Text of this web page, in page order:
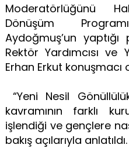
Moderatörlüğünü
Dönüşüm
Aydoğmuş’un
Rektör Yardımcısı
Erhan Erkut konuşmacı
“Yeni Nesil
kavramının farklı
işlendiği ve gençlere
bakış açılarıyla anlatıldı.